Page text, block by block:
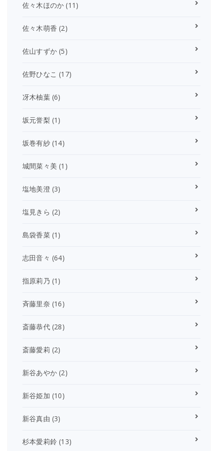
佐々木ほのか (11)
佐々木萌香 (2)
佐山すずか (5)
佐野ひなこ (17)
冴木柚葉(6)
坂元誉梨 (1)
坂巻有紗(14)
城間菜々美 (1)
塩地美澄(3)
塩見きら (2)
島袋香菜(1)
志田音々 (64)
指原莉乃 (1)
斉藤里奈 (16)
斎藤恭代(28)
斎藤愛莉 (2)
新谷あやか (2)
新谷姫加 (10)
新谷真由 (3)
杉本愛莉鈴 (13)